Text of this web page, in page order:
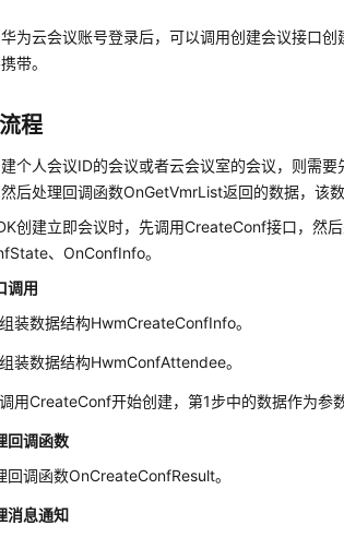
为云会议账号登录后，可以调用创建会议接口
带。
程
个人会议ID的会议或者云会议室的会议，则需
后处理回调函数OnGetVmrList返回的数据，该数
创建立即会议时，先调用CreateConf接口，然
、OnConfInfo。
调用
组装数据结构HwmCreateConfInfo。
组装数据结构HwmConfAttendee。
调用CreateConf开始创建，第1步中的数据作为参数
回调函数
回调函数OnCreateConfResult。
消息通知